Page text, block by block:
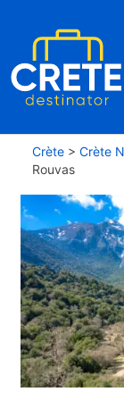
Crète > Crète
Rouvas